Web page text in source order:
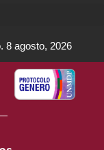
8 agosto, 2026